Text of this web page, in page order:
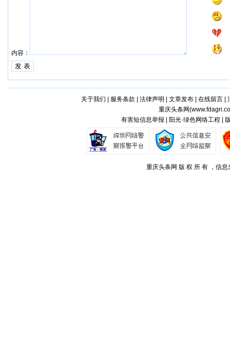
内容：
关于我们 服务条款 法律声明 文章发布| 在线留言|
重庆头条网(
有害短信息举报 | 阳光·绿色网络工程 |
重庆头条网 版 权 所 有 ，信